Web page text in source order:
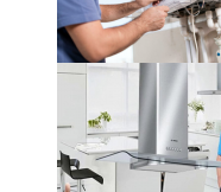
Ремонт котла
Зима, кажется,
2022-06-14